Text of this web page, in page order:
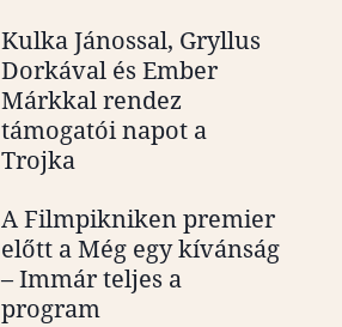
Kulka Jánossal, Gryllus
Dorkával és Ember
Márkkal rendez
támogatói napot a
Trojka
A Filmpikniken premier
előtt a Még egy kívánság
– Immár teljes a
program